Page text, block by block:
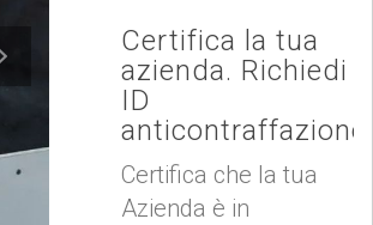
Certifica la tua
azienda. Richiedi
ID
anticontraffazione
Certifica che la tua
Azienda è in